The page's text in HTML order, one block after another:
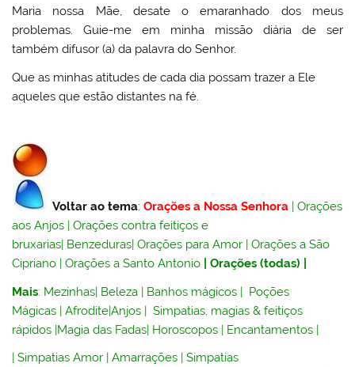
Maria nossa Mãe, desate o emaranhado dos meus
problemas. Guie-me em minha missão diária de ser
também difusor (a) da palavra do Senhor.
Que as minhas atitudes de cada dia possam trazer a Ele
aqueles que estão distantes na fé.
Voltar ao tema: Orações a Nossa Senhora |Orações
aos Anjos |Orações contra feitiços e
bruxarias| Benzeduras|Orações para Amor |Orações a São
Cipriano |Orações a Santo Antonio |Orações (todas)
Mais: Mezinhas| Beleza | Banhos mágicos | Poções
Mágicas |Afrodite|Anjos |Simpatias, magias & feitiços
rápidos |Magia das Fadas| Horoscopos | Encantamentos |
|Simpatias Amor |Amarrações |Simpatias